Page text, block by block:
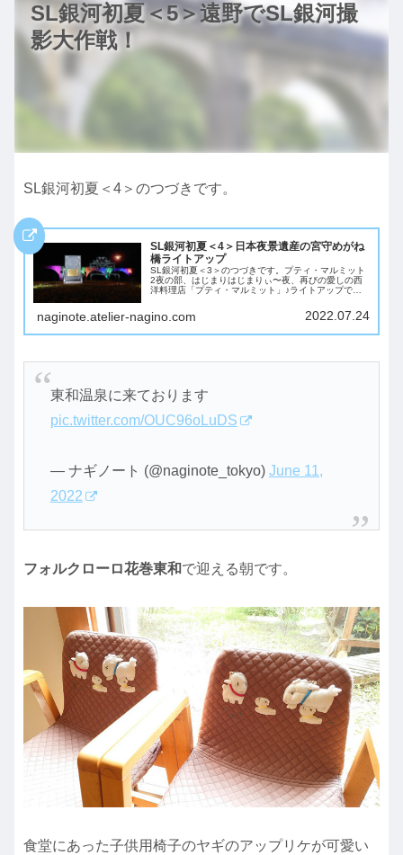
SL銀河初夏＜5＞遠野でSL銀河撮
影大作戦！
SL銀河初夏＜4＞のつづきです。
SL銀河初夏＜4＞日本夜景遺産の宮守めがね
橋ライトアップ
SL銀河初夏＜3＞のつづきです。プティ・マルミット
2夜の部、はじまりはじまりぃ〜夜、再びの愛しの西
洋料理店「プティ・マルミット」♪ライトアップで昼
にいるのを発見!まぢすか！並べていただけるなら...
naginote.atelier-nagino.com 2022.07.24
東和温泉に来ております
pic.twitter.com/OUC96oLuDS
— ナギノート (@naginote_tokyo) June 11,
2022
フォルクローロ花巻東和で迎える朝です。
食堂にあった子供用椅子のヤギのアップリケが可愛い